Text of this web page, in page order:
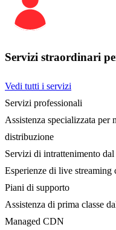
Servizi straordinari
Vedi tutti i servizi
Servizi professionali
Assistenza specializzata
distribuzione
Servizi di intrattenimento
Esperienze di live
Piani di supporto
Assistenza di prima classe
Managed CDN